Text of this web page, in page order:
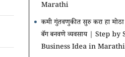
Marathi
कमी गुंतवणुकीत सुरु करा हा
बॅग बनवणे व्यवसाय | Step by
Business Idea in Marathi